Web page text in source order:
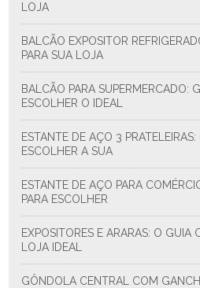
LOJA
BALCÃO EXPOSITOR REFRIGERADO: O GUIA COMPLETO
PARA SUA LOJA
BALCÃO PARA SUPERMERCADO: GUIA COMPLETO PARA
ESCOLHER O IDEAL
ESTANTE DE AÇO 3 PRATELEIRAS: GUIA COMPLETO PARA
ESCOLHER A SUA
ESTANTE DE AÇO PARA COMÉRCIO: O GUIA DEFINITIVO
PARA ESCOLHER
EXPOSITORES E ARARAS: O GUIA COMPLETO PARA SUA
LOJA IDEAL
GÔNDOLA CENTRAL COM GANCHO: O GUIA COMPLETO